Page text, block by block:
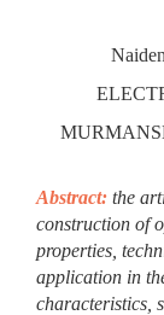
Abstract: the
construction of
properties,
application in
characteristics,